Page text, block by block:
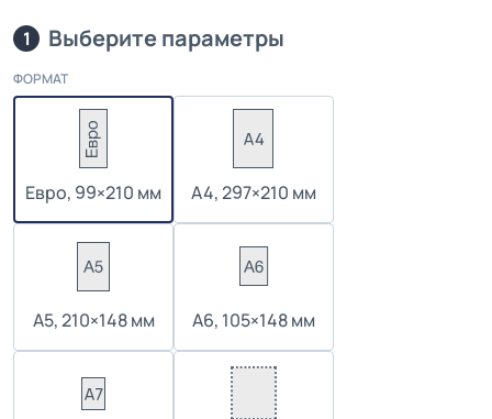
1 Выберите параметры
ФОРМАТ
Евро, 99×210 мм А4, 297×210 мм
А5, 210×148 мм А6, 105×148 мм